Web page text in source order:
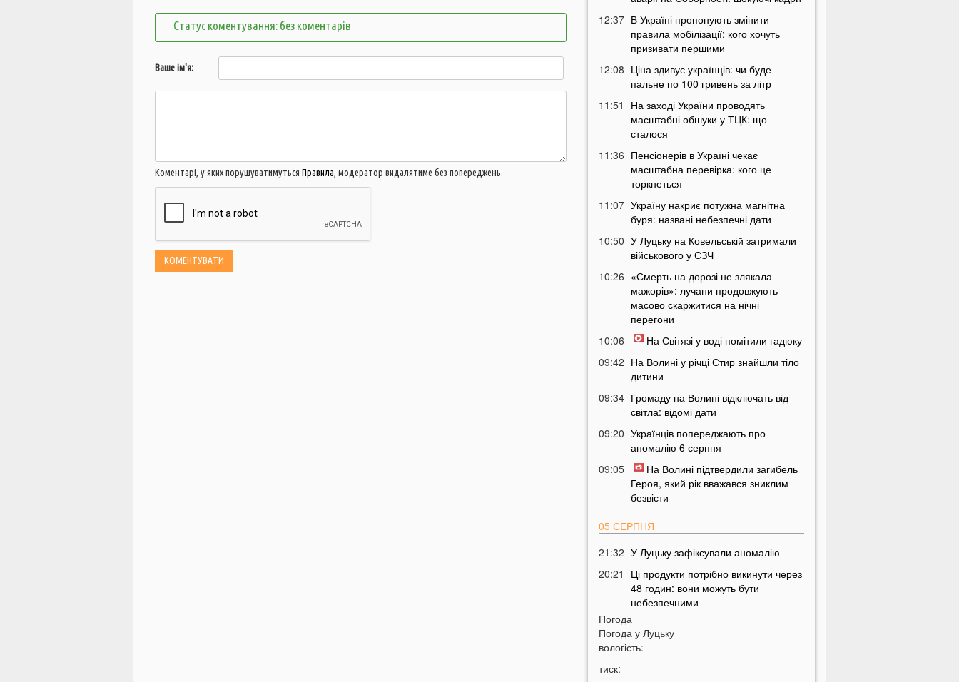
Статус коментування: без коментарів
Ваше ім'я:
Коментарі, у яких порушуватимуться Правила, модератор видалятиме без попереджень.
12:37 В Україні пропонують змінити
правила мобілізації: кого хочуть
призивати першими
12:08 Ціна здивує українців: чи буде
пальне по 100 гривень за літр
11:51
На заході України проводять
масштабні обшуки у ТЦК: що
сталося
11:36 Пенсіонерів в Україні чекає
масштабна перевірка: кого це
торкнеться
11:07 Україну накриє потужна магнітна
буря: названі небезпечні дати
10:50 У Луцьку на Ковельській затримали
військового у СЗЧ
10:26 «Смерть на дорозі не злякала
мажорів»: лучани продовжують
масово скаржитися на нічні
перегони
10:06
На Світязі у воді помітили гадюку
09:42 На Волині у річці Стир знайшли тіло
дитини
09:34 Громаду на Волині відключать від
світла: відомі дати
09:20 Українців попереджають про
аномалію 6 серпня
09:05
На Волині підтвердили загибель
Героя, який рік вважався зниклим
безвісти
05 СЕРПНЯ
21:32 У Луцьку зафіксували аномалію
20:21
Ці продукти потрібно викинути через
48 годин: вони можуть бути
небезпечними
19:51 Одну категорію людей закликали
щодня пити каву: кого це стосується
Погода
Погода у Луцьку
вологість:
тиск: